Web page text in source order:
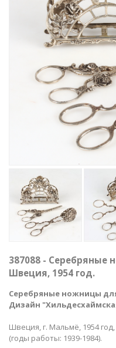
387088 - Серебряные
Швеция, 1954 год.
Серебряные ножницы
Дизайн
Швеция, г. Мальмё, 1954
(годы работы: 1939-1984).